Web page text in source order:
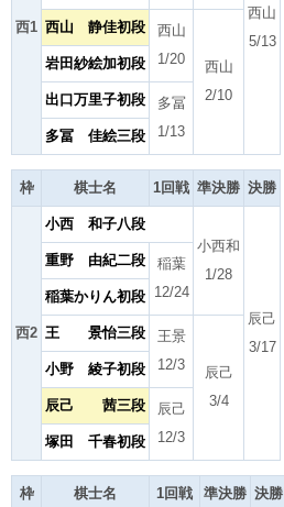
西1
西山
5/13
西山 静佳初段
西山
1/20
西山
2/10
岩田紗絵加初段
出口万里子初段
多冨
1/13
多冨 佳絵三段
枠 棋士名 1回戦 準決勝 決勝
西2
小西 和子八段
小西和
1/28
辰己
3/17
重野 由紀二段
稲葉
12/24
稲葉かりん初段
王 景怡三段
王景
12/3
辰己
3/4
小野 綾子初段
辰己 茜三段
辰己
12/3
塚田 千春初段
枠 棋士名 1回戦 準決勝 決勝